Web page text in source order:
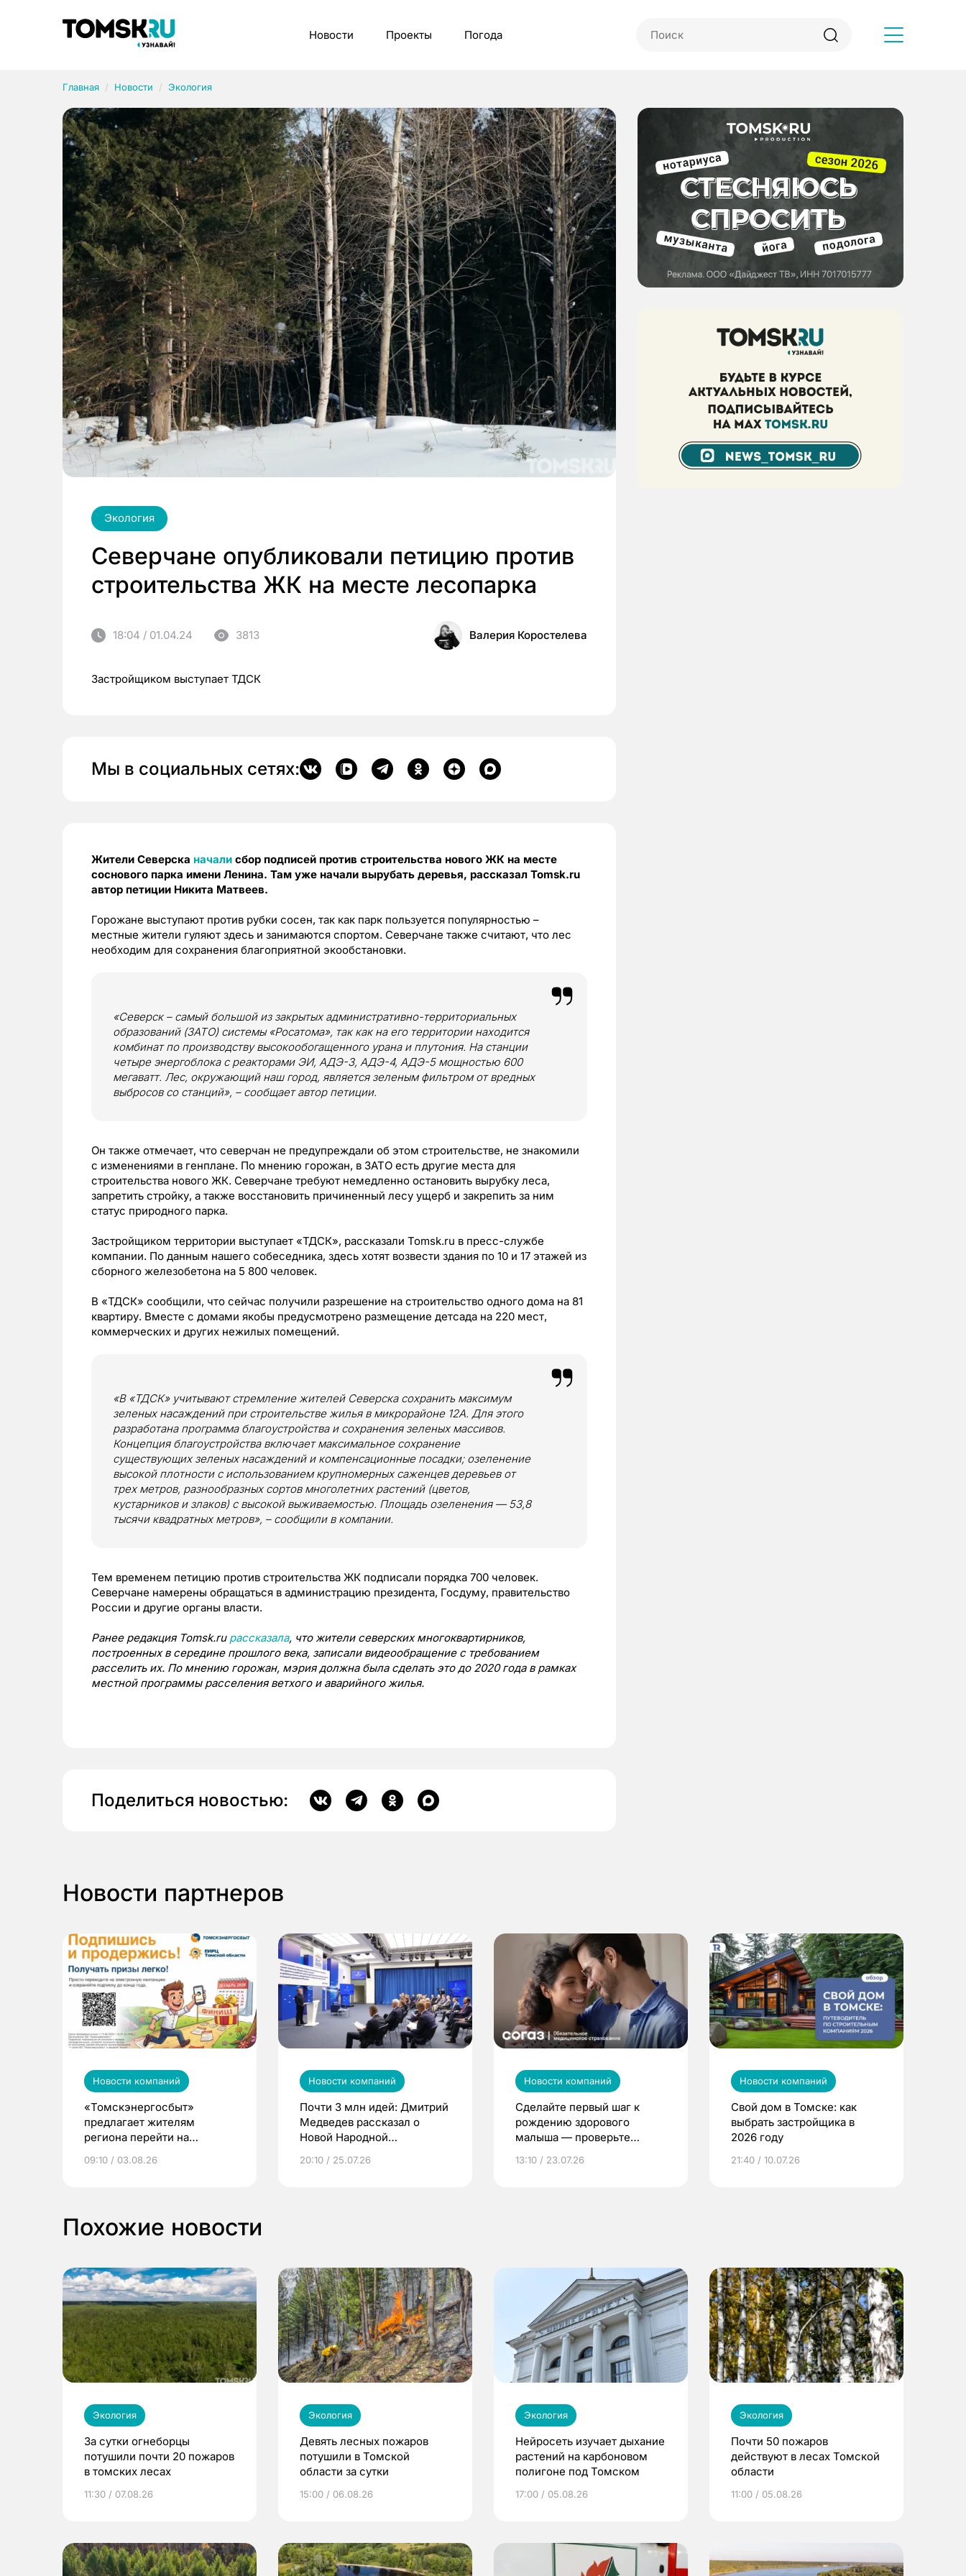
Новости Проекты Погода
Главная Новости Экология
Экология
Северчане опубликовали петицию против
строительства ЖК на месте лесопарка
18:04 / 01.04.24 3813 Валерия Коростелева
Застройщиком выступает ТДСК
Мы в социальных сетях:
Жители Северска начали сбор подписей против строительства нового ЖК на месте
соснового парка имени Ленина. Там уже начали вырубать деревья, рассказал Tomsk.ru
автор петиции Никита Матвеев.
Горожане выступают против рубки сосен, так как парк пользуется популярностью –
местные жители гуляют здесь и занимаются спортом. Северчане также считают, что лес
необходим для сохранения благоприятной экообстановки.
«Северск – самый большой из закрытых административно-территориальных
образований (ЗАТО) системы «Росатома», так как на его территории находится
комбинат по производству высокообогащенного урана и плутония. На станции
четыре энергоблока с реакторами ЭИ, АДЭ-3, АДЭ-4, АДЭ-5 мощностью 600
мегаватт. Лес, окружающий наш город, является зеленым фильтром от вредных
выбросов со станций», – сообщает автор петиции.
Он также отмечает, что северчан не предупреждали об этом строительстве, не знакомили
с изменениями в генплане. По мнению горожан, в ЗАТО есть другие места для
строительства нового ЖК. Северчане требуют немедленно остановить вырубку леса,
запретить стройку, а также восстановить причиненный лесу ущерб и закрепить за ним
статус природного парка.
Застройщиком территории выступает «ТДСК», рассказали Tomsk.ru в пресс-службе
компании. По данным нашего собеседника, здесь хотят возвести здания по 10 и 17 этажей из
сборного железобетона на 5 800 человек.
В «ТДСК» сообщили, что сейчас получили разрешение на строительство одного дома на 81
квартиру. Вместе с домами якобы предусмотрено размещение детсада на 220 мест,
коммерческих и других нежилых помещений.
«В «ТДСК» учитывают стремление жителей Северска сохранить максимум
зеленых насаждений при строительстве жилья в микрорайоне 12А. Для этого
разработана программа благоустройства и сохранения зеленых массивов.
Концепция благоустройства включает максимальное сохранение
существующих зеленых насаждений и компенсационные посадки; озеленение
высокой плотности с использованием крупномерных саженцев деревьев от
трех метров, разнообразных сортов многолетних растений (цветов,
кустарников и злаков) с высокой выживаемостью. Площадь озеленения — 53,8
тысячи квадратных метров», – сообщили в компании.
Тем временем петицию против строительства ЖК подписали порядка 700 человек.
Северчане намерены обращаться в администрацию президента, Госдуму, правительство
России и другие органы власти.
Ранее редакция Tomsk.ru рассказала, что жители северских многоквартирников,
построенных в середине прошлого века, записали видеообращение с требованием
расселить их. По мнению горожан, мэрия должна была сделать это до 2020 года в рамках
местной программы расселения ветхого и аварийного жилья.
Поделиться новостью:
Новости партнеров
Новости компаний
«Томскэнергосбыт»
предлагает жителям
региона перейти на
выиграть призы
09:10 / 03.08.26
Новости компаний
Почти 3 млн идей: Дмитрий
Медведев рассказал о
Новой Народной
20:10 / 25.07.26
Новости компаний
Сделайте первый шаг к
рождению здорового
малыша — проверьте
по ОМС!
13:10 / 23.07.26
Новости компаний
Свой дом в Томске: как
выбрать застройщика в
2026 году
21:40 / 10.07.26
Похожие новости
Экология
За сутки огнеборцы
потушили почти 20 пожаров
в томских лесах
11:30 / 07.08.26
Экология
Девять лесных пожаров
потушили в Томской
области за сутки
15:00 / 06.08.26
Экология
Нейросеть изучает дыхание
растений на карбоновом
полигоне под Томском
17:00 / 05.08.26
Экология
Почти 50 пожаров
действуют в лесах Томской
области
11:00 / 05.08.26
Рубрики